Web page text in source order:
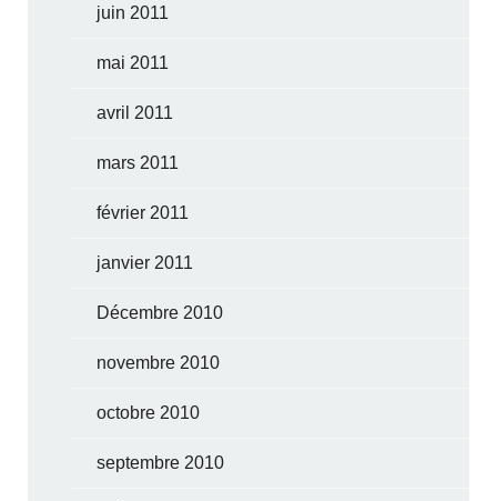
juin 2011
mai 2011
avril 2011
mars 2011
février 2011
janvier 2011
Décembre 2010
novembre 2010
octobre 2010
septembre 2010